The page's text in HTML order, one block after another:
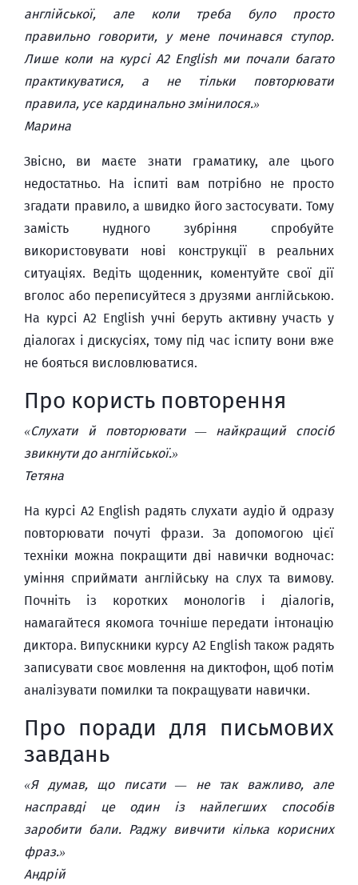
англійської, але коли треба було просто
правильно говорити, у мене починався ступор.
Лише коли на курсі A2 English ми почали багато
практикуватися, а не тільки повторювати
правила, усе кардинально змінилося.»
Марина
Звісно, ви маєте знати граматику, але цього
недостатньо. На іспиті вам потрібно не просто
згадати правило, а швидко його застосувати. Тому
замість нудного зубріння спробуйте
використовувати нові конструкції в реальних
ситуаціях. Ведіть щоденник, коментуйте свої дії
вголос або переписуйтеся з друзями англійською.
На курсі A2 English учні беруть активну участь у
діалогах і дискусіях, тому під час іспиту вони вже
не бояться висловлюватися.
Про користь повторення
«Слухати й повторювати — найкращий спосіб
звикнути до англійської.»
Тетяна
На курсі A2 English радять слухати аудіо й одразу
повторювати почуті фрази. За допомогою цієї
техніки можна покращити дві навички водночас:
уміння сприймати англійську на слух та вимову.
Почніть із коротких монологів і діалогів,
намагайтеся якомога точніше передати інтонацію
диктора. Випускники курсу A2 English також радять
записувати своє мовлення на диктофон, щоб потім
аналізувати помилки та покращувати навички.
Про поради для письмових
завдань
«Я думав, що писати — не так важливо, але
насправді це один із найлегших способів
заробити бали. Раджу вивчити кілька корисних
фраз.»
Андрій